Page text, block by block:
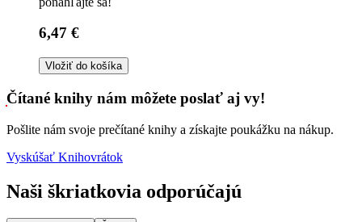
6,47 €
Vložiť do košíka
Čítané knihy nám môžete poslať aj vy!
Pošlite nám svoje prečítané knihy a získajte poukážku na nákup.
Vyskúšať Knihovrátok
Naši škriatkovia odporúčajú